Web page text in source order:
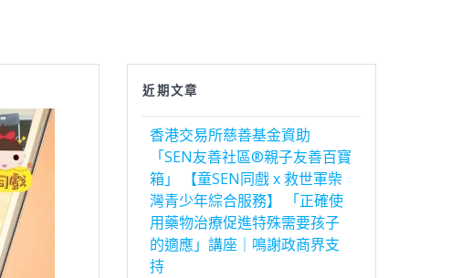
近期文章
香港交易所慈善基金資助
「SEN友善社區®親子友善百寶
箱」 【童SEN同戲 x 救世軍柴
灣青少年綜合服務】 「正確使
用藥物治療促進特殊需要孩子
的適應」講座｜鳴謝政商界支
持